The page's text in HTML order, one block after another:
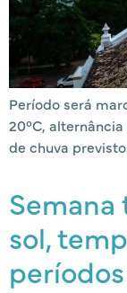
Período será
20°C,
de chuva
sol,